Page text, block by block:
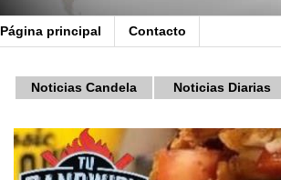
Página principal Contacto
Noticias Candela Noticias Diarias